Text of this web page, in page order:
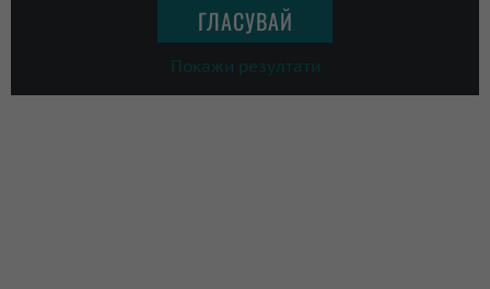
Покажи резултати